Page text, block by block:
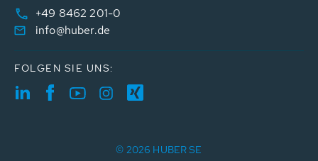
+49 8462 201-0
info@huber.de
FOLGEN SIE UNS:
© 2026 HUBER SE